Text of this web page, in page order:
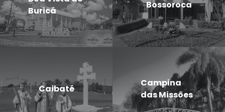
Buricá
Bossoroca
Caibaté
Campina
das Missões